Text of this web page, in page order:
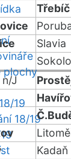
plochy
19
18/19
Třebíč
Slavia
J
Kadaň